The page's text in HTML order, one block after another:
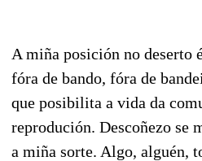
A miña posición no deserto
fóra de bando, fóra de
que posibilita a vida da
reprodución. Descoñezo se
a miña sorte. Algo, alguén,